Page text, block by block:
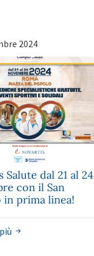
2024
Salute dal 21 al 24
con il San
in prima linea!